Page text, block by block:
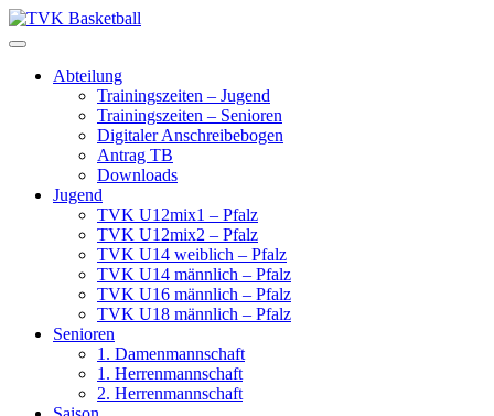
Skip
to
Abteilung
Trainingszeiten – Jugend
Trainingszeiten – Senioren
Digitaler Anschreibebogen
Antrag TB
Downloads
Jugend
TVK U12mix1 – Pfalz
TVK U12mix2 – Pfalz
TVK U14 weiblich – Pfalz
TVK U14 männlich – Pfalz
TVK U16 männlich – Pfalz
TVK U18 männlich – Pfalz
Senioren
1. Damenmannschaft
1. Herrenmannschaft
2. Herrenmannschaft